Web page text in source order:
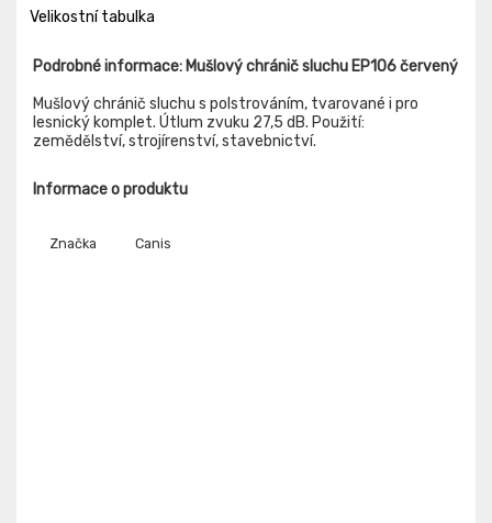
Velikostní tabulka
Podrobné informace: Mušlový chránič sluchu EP106 červený
Mušlový chránič sluchu s polstrováním, tvarované i pro
lesnický komplet. Útlum zvuku 27,5 dB. Použití:
zemědělství, strojírenství, stavebnictví.
Informace o produktu
Značka Canis